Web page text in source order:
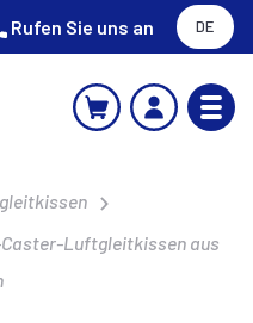
Rufen Sie uns an DE
Luftgleitkissen aus